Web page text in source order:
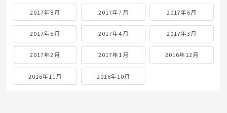
2017年8月 2017年7月 2017年6月
2017年5月 2017年4月 2017年3月
2017年2月 2017年1月 2016年12月
2016年11月 2016年10月